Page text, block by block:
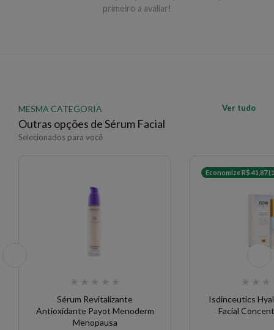
EAN: 3701129809280 - 545
primeiro a avaliar!
MESMA CATEGORIA
Outras opções de Sérum Facial
Selecionados para você
Ver tudo
★ ★ ★ ★ ★
Sérum Revitalizante
Antioxidante Payot Menoderm
Menopausa
Economize R$ 41,87
★ ★ ★
Isdinceutics
Facial